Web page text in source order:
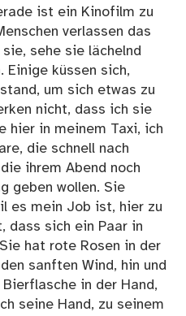
ist ein Kinofilm zu
verlassen das
sehe sie lächelnd
Einige küssen sich,
um sich etwas zu
nicht, dass ich sie
hier in meinem Taxi, ich
die schnell nach
ihrem Abend noch
geben wollen. Sie
es mein Job ist, hier zu
dass sich ein Paar in
hat rote Rosen in der
sanften Wind, hin und
in der Hand,
seine Hand, zu seinem